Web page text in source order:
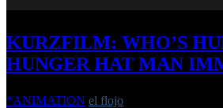
KURZFILM: WHO’S
HUNGER HAT MAN
*ANIMATION el flojo